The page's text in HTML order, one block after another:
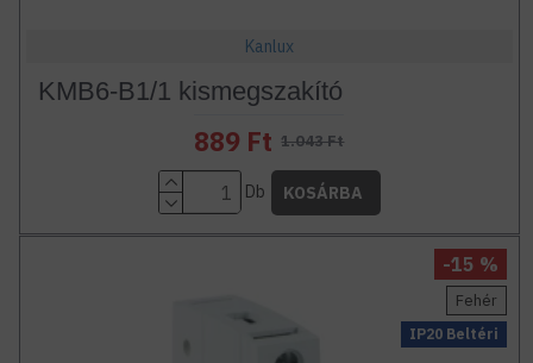
Kanlux
KMB6-B1/1 kismegszakító
889 Ft 1.043 Ft
Db KOSÁRBA
IP20 Beltéri
Fehér
-15 %